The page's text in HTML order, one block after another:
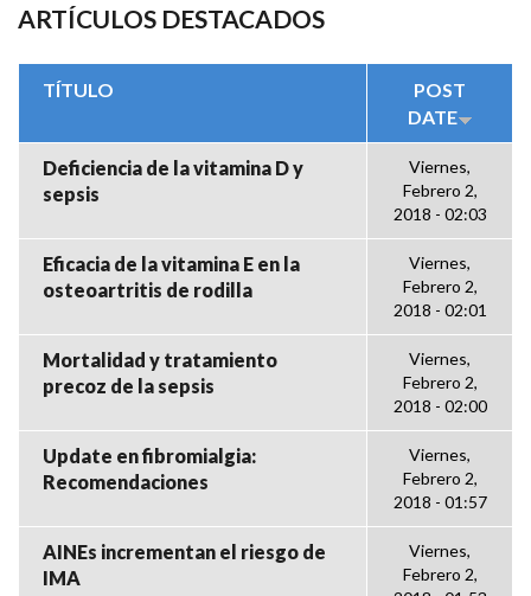
ARTÍCULOS DESTACADOS
TÍTULO
POST
DATE
Deficiencia de la vitamina D y
sepsis
Viernes,
Febrero 2,
2018 - 02:03
Eficacia de la vitamina E en la
osteoartritis de rodilla
Viernes,
Febrero 2,
2018 - 02:01
Mortalidad y tratamiento
precoz de la sepsis
Viernes,
Febrero 2,
2018 - 02:00
Update en fibromialgia:
Recomendaciones
Viernes,
Febrero 2,
2018 - 01:57
AINEs incrementan el riesgo de
IMA
Viernes,
Febrero 2,